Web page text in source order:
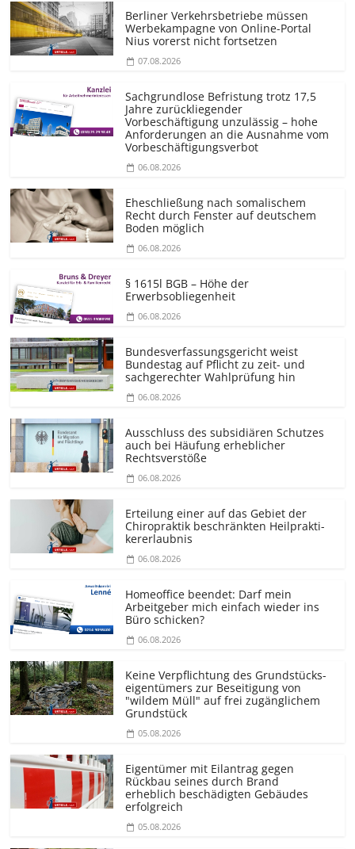
Berliner Verkehrsbetriebe müssen
Werbekampagne von Online-Portal
Nius vorerst nicht fortsetzen
07.08.2026
Sachgrundlose Befristung trotz 17,5
Jahre zurückliegender
Vorbeschäftigung unzulässig – hohe
Anforderungen an die Ausnahme vom
Vorbeschäf­tigungsverbot
06.08.2026
Eheschließung nach somalischem
Recht durch Fenster auf deutschem
Boden möglich
06.08.2026
§ 1615l BGB – Höhe der
Erwerbsobliegenheit
06.08.2026
Bundesver­fassungsgericht weist
Bundestag auf Pflicht zu zeit- und
sachgerechter Wahlprüfung hin
06.08.2026
Ausschluss des subsidiären Schutzes
auch bei Häufung erheblicher
Rechtsverstöße
06.08.2026
Erteilung einer auf das Gebiet der
Chiropraktik beschränkten Heilprakti­
kererlaubnis
06.08.2026
Homeoffice beendet: Darf mein
Arbeitgeber mich einfach wieder ins
Büro schicken?
06.08.2026
Keine Verpflichtung des Grundstücks­
eigentümers zur Beseitigung von
"wildem Müll" auf frei zugänglichem
Grundstück
05.08.2026
Eigentümer mit Eilantrag gegen
Rückbau seines durch Brand
erheblich beschädigten Gebäudes
erfolgreich
05.08.2026